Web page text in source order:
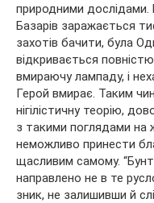
природними
Базарів заражається
захотів бачити, була
відкривається повністю
вмираючу лампаду, і
Герой вмирає. Таким
нігілістичну теорію,
з такими поглядами на
неможливо принести
щасливим самому.
направлено не в те
зник, не залишивши й